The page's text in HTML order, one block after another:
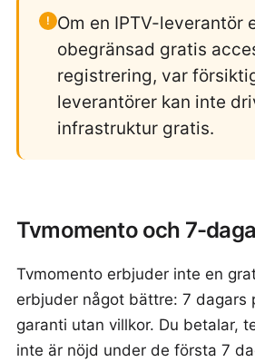
!
Om en IPTV-leverantör
obegränsad gratis
registrering, var
leverantörer kan inte
infrastruktur gratis.
Tvmomento och 7-
Tvmomento erbjuder inte en
erbjuder något bättre: 7 dagars
garanti utan villkor. Du betalar,
inte är nöjd under de första 7